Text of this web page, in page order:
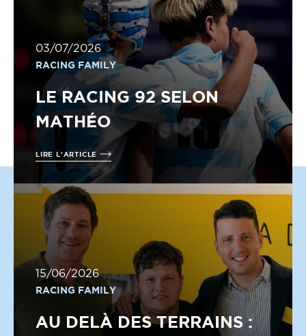
03/07/2026
RACING FAMILY
LE RACING 92 SELON
MATHÉO
LIRE L'ARTICLE
15/06/2026
RACING FAMILY
AU DELÀ DES TERRAINS :